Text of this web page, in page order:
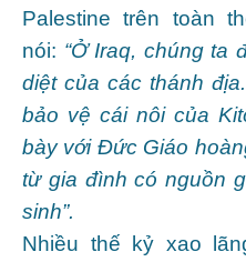
Palestine trên toàn
nói: “Ở Iraq, chúng ta
diệt của các thánh
bảo vệ cái nôi của
bày với Đức Giáo
từ gia đình có nguồn
sinh”.
Nhiều thế kỷ xao